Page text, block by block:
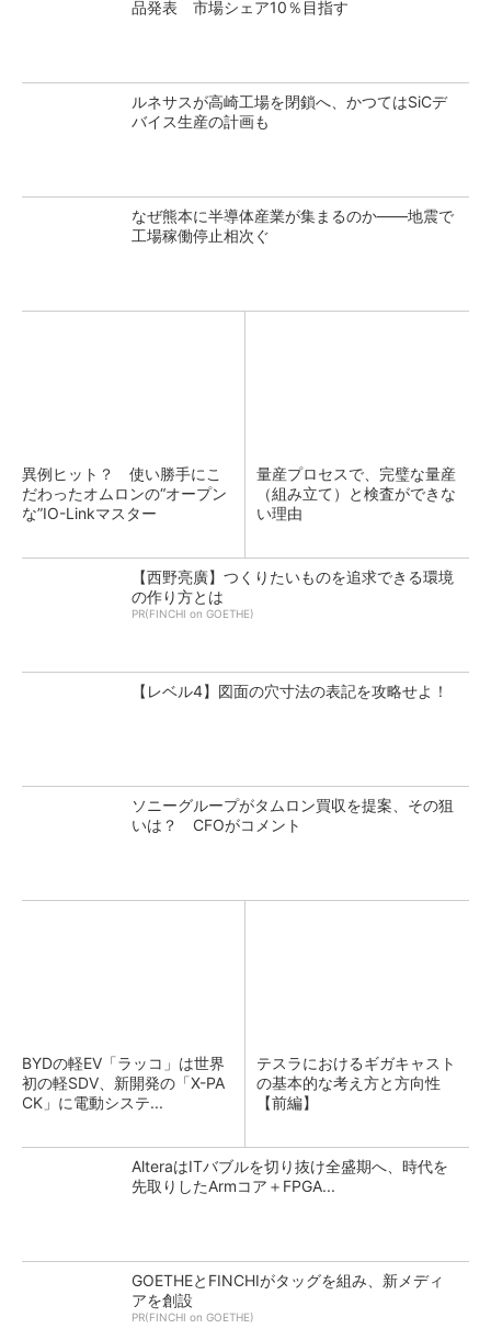
品発表 市場シェア10％目指す
ルネサスが高崎工場を閉鎖へ、かつてはSiCデ
バイス生産の計画も
なぜ熊本に半導体産業が集まるのか――地震で
工場稼働停止相次ぐ
異例ヒット？ 使い勝手にこ
だわったオムロンの“オープン
な”IO-Linkマスター
量産プロセスで、完璧な量産
（組み立て）と検査ができな
い理由
【西野亮廣】つくりたいものを追求できる環境
の作り方とは
PR(FINCHI on GOETHE)
【レベル4】図面の穴寸法の表記を攻略せよ！
ソニーグループがタムロン買収を提案、その狙
いは？ CFOがコメント
BYDの軽EV「ラッコ」は世界
初の軽SDV、新開発の「X-PA
CK」に電動システ...
テスラにおけるギガキャスト
の基本的な考え方と方向性
【前編】
AlteraはITバブルを切り抜け全盛期へ、時代を
先取りしたArmコア＋FPGA...
GOETHEとFINCHIがタッグを組み、新メディ
アを創設
PR(FINCHI on GOETHE)